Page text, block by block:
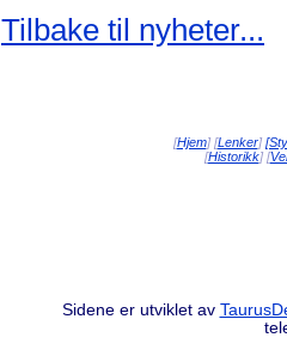
Tilbake til nyheter...
[Hjem] [Lenker]
[Historikk] [
Sidene er utviklet av